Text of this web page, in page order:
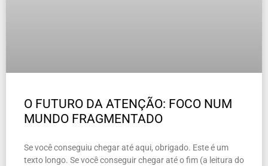
O FUTURO DA ATENÇÃO: FOCO NUM
MUNDO FRAGMENTADO
Se você conseguiu chegar até aqui, obrigado. Este é um
texto longo. Se você conseguir chegar até o fim (a leitura do